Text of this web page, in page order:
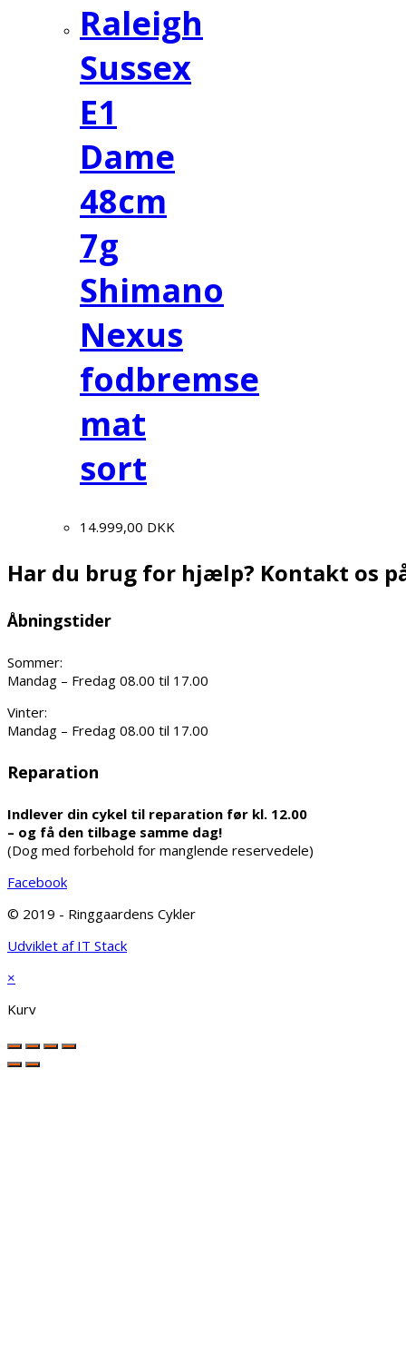
Raleigh
Sussex
E1
Dame
48cm
7g
Shimano
Nexus
fodbremse
mat
sort
14.999,00 DKK
Har du brug for hjælp? Kontakt os
Åbningstider
Sommer:
Mandag – Fredag 08.00 til 17.00
Vinter:
Mandag – Fredag 08.00 til 17.00
Reparation
Indlever din cykel til reparation før kl. 12.00
– og få den tilbage samme dag!
(Dog med forbehold for manglende reservedele)
Facebook
© 2019 - Ringgaardens Cykler
Udviklet af IT Stack
×
Kurv